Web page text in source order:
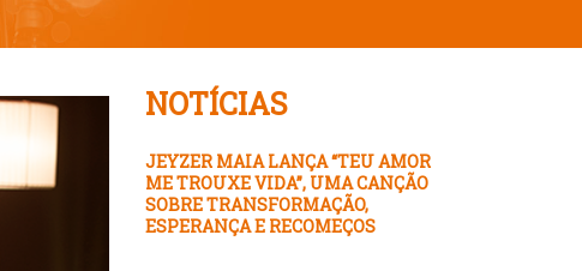
NOTÍCIAS
JEYZER MAIA LANÇA “TEU AMOR
ME TROUXE VIDA”, UMA CANÇÃO
SOBRE TRANSFORMAÇÃO,
ESPERANÇA E RECOMEÇOS